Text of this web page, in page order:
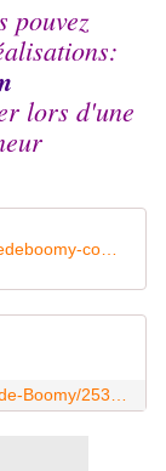
pouvez
lors d'une